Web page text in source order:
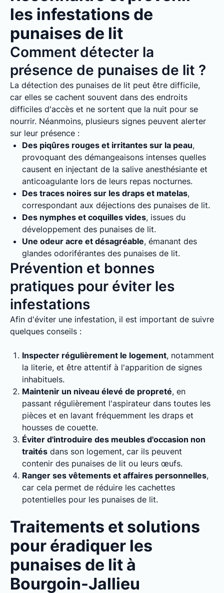
les infestations de
punaises de lit
Comment détecter la
présence de punaises de lit ?
La détection des punaises de lit peut être difficile,
car elles se cachent souvent dans des endroits
difficiles d'accès et ne sortent que la nuit pour se
nourrir. Néanmoins, plusieurs signes peuvent alerter
sur leur présence :
Des piqûres rouges et irritantes sur la peau,
provoquant des démangeaisons intenses quelles
causent en injectant de la salive anesthésiante et
anticoagulante lors de leurs repas nocturnes.
Des traces noires sur les draps et matelas,
correspondant aux déjections des punaises de lit.
Des nymphes et coquilles vides, issues du
développement des punaises de lit.
Une odeur acre et désagréable, émanant des
glandes odoriférantes des punaises de lit.
Prévention et bonnes
pratiques pour éviter les
infestations
Afin d'éviter une infestation, il est important de suivre
quelques conseils :
Inspecter régulièrement le logement, notamment
la literie, et être attentif à l'apparition de signes
inhabituels.
Maintenir un niveau élevé de propreté, en
passant régulièrement l'aspirateur dans toutes les
pièces et en lavant fréquemment les draps et
housses de couette.
Éviter d'introduire des meubles d'occasion non
traités dans son logement, car ils peuvent
contenir des punaises de lit ou leurs œufs.
Ranger ses vêtements et affaires personnelles,
car cela permet de réduire les cachettes
potentielles pour les punaises de lit.
Traitements et solutions
pour éradiquer les
punaises de lit à
Bourgoin-Jallieu